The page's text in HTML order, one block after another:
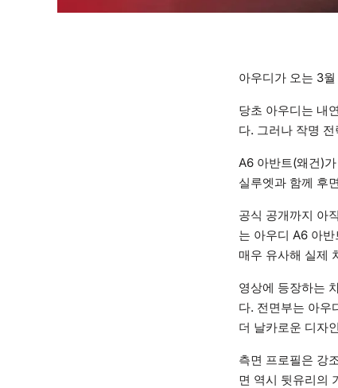
아우디가 오는 3
당초 아우디는 내
다. 그러나 작명
A6 아반트(왜건)
실루엣과 함께 후
공식 공개까지 아
는 아우디 A6 아
매우 유사해 실제
영상에 등장하는
다. 전면부는 아우
더 날카로운 디자
측면 프로필은 강
면 역시 뒷유리의